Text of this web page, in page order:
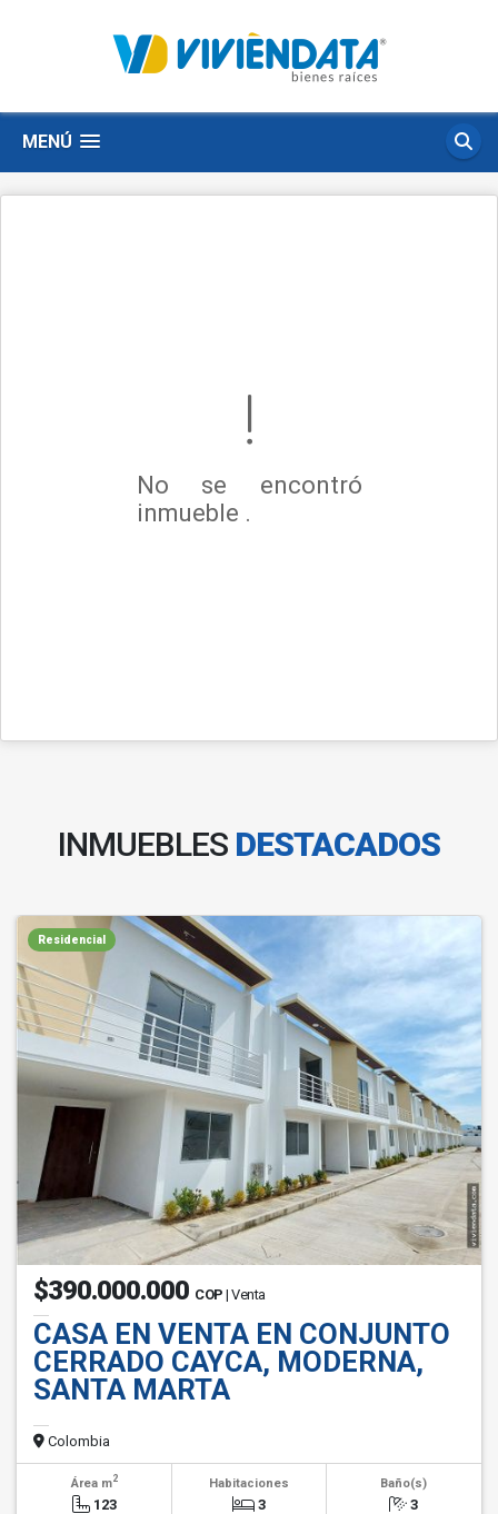
MENÚ
No se encontró
inmueble .
INMUEBLES DESTACADOS
Residencial
$390.000.000 COP | Venta
CASA EN VENTA EN CONJUNTO
CERRADO CAYCA, MODERNA,
SANTA MARTA
Colombia
Área m2
123
Habitaciones
3
Baño(s)
3